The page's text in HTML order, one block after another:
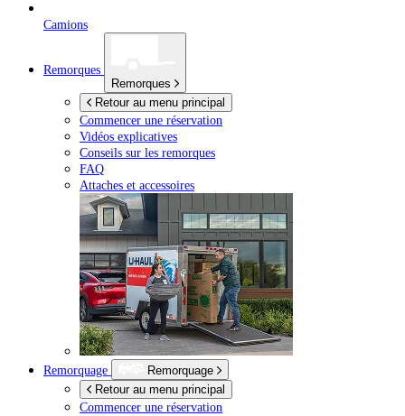
Camions
Remorques
Remorques
Retour au menu principal
Commencer une réservation
Vidéos explicatives
Conseils sur les remorques
FAQ
Attaches et accessoires
Remorquage
Remorquage
Retour au menu principal
Commencer une réservation